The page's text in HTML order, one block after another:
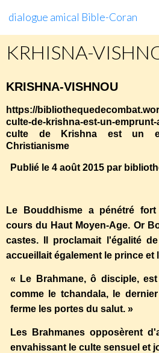
dialogue amical Bible-Coran
KRHISNA-
KRISHNA-VISHNOU
https://
culte-de-krishna-est-un-
culte de Krishna est un
Christianisme
Publié le 4 août 2015 par
Le Bouddhisme a pénétré
cours du Haut Moyen-Age. Or
castes. Il proclamait l'égalité
accueillait également le prince et
« Le Brahmane, ô disciple,
comme le tchandala, le
ferme les portes du salut. »
Les Brahmanes opposèrent
envahissant le culte sensuel et